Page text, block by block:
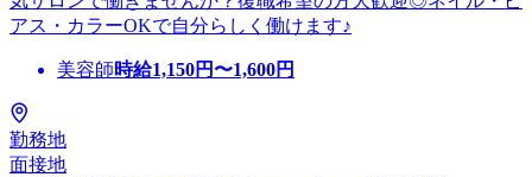
アス・カラーOKで自分らしく働けます♪
美容師時給1,150円〜1,600円
勤務地
面接地